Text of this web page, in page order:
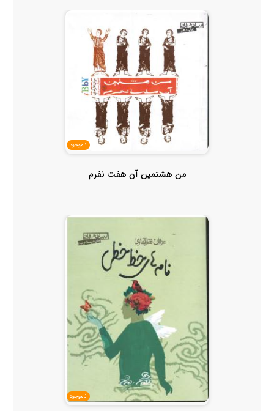
ناموجود
من هشتمین آن هفت نفرم
ناموجود